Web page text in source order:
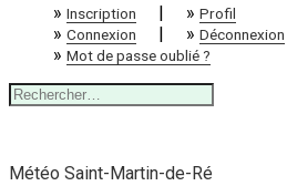
» Inscription | » Profil
» Connexion | » Déconnexion
» Mot de passe oublié ?
Rechercher :
Météo Saint-Martin-de-Ré